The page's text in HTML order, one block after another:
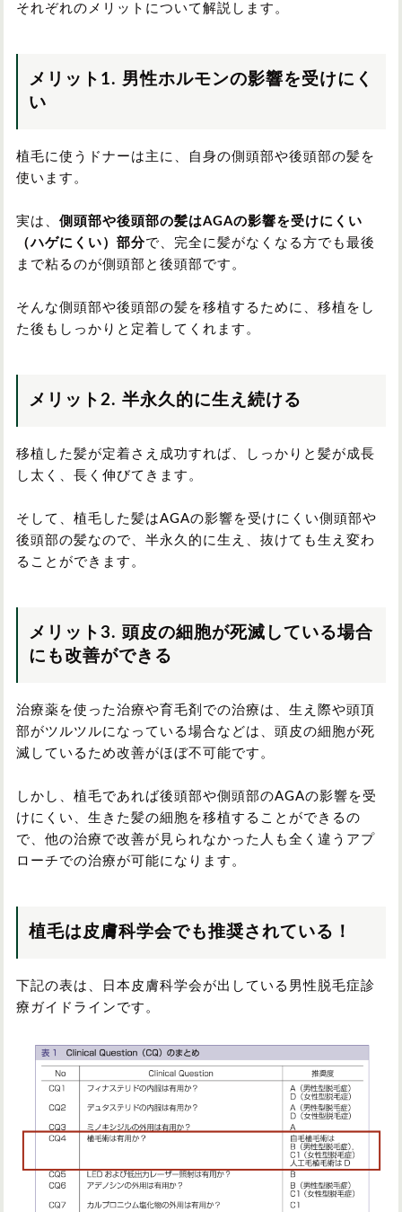
それぞれのメリットについて解説します。
メリット1. 男性ホルモンの影響を受けにく
い
植毛に使うドナーは主に、自身の側頭部や後頭部の髪を
使います。
実は、 側頭部や後頭部の髪はAGAの影響を受けにくい
（ハゲにくい）部分で、完全に髪がなくなる方でも最後
まで粘るのが側頭部と後頭部です。
そんな側頭部や後頭部の髪を移植するために、移植をし
た後もしっかりと定着してくれます。
メリット2. 半永久的に生え続ける
移植した髪が定着さえ成功すれば、しっかりと髪が成長
し太く、長く伸びてきます。
そして、植毛した髪はAGAの影響を受けにくい側頭部や
後頭部の髪なので、半永久的に生え、抜けても生え変わ
ることができます。
メリット3. 頭皮の細胞が死滅している場合
にも改善ができる
治療薬を使った治療や育毛剤での治療は、生え際や頭頂
部がツルツルになっている場合などは、頭皮の細胞が死
滅しているため改善がほぼ不可能です。
しかし、植毛であれば後頭部や側頭部のAGAの影響を受
けにくい、生きた髪の細胞を移植することができるの
で、他の治療で改善が見られなかった人も全く違うアプ
ローチでの治療が可能になります。
植毛は皮膚科学会でも推奨されている！
下記の表は、日本皮膚科学会が出している男性脱毛症診
療ガイドラインです。